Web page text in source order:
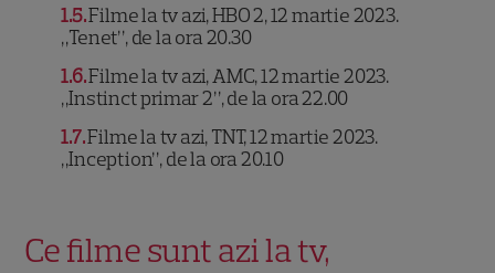
1.5Filme la tv azi, HBO 2, 12 martie 2023.
„Tenet”, de la ora 20.30
1.6Filme la tv azi, AMC, 12 martie 2023.
„Instinct primar 2”, de la ora 22.00
1.7Filme la tv azi, TNT, 12 martie 2023.
„Inception”, de la ora 20.10
Ce filme sunt azi la tv,